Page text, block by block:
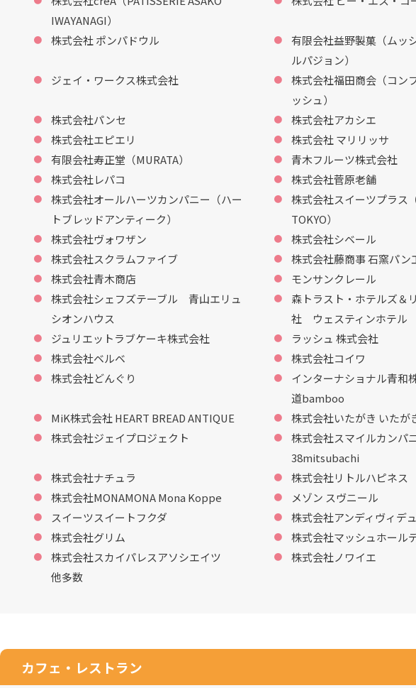
IWAYANAGI）
株式会社 ポンパドウル
有限会社益野製菓（ムッ
ルパジョン）
ジェイ・ワークス株式会社
株式会社福田商会（コン
ッシュ）
株式会社パンセ
株式会社アカシエ
株式会社エピエリ
株式会社 マリリッサ
有限会社寿正堂（MURATA）
青木フルーツ株式会社
株式会社レパコ
株式会社菅原老舗
株式会社オールハーツカンパニー（ハー
トブレッドアンティーク）
株式会社スイーツプラス
TOKYO）
株式会社ヴォワザン
株式会社シベール
株式会社スクラムファイブ
株式会社藤商事 石窯パン
株式会社青木商店
モンサンクレール
株式会社シェフズテーブル 青山エリュ
シオンハウス
森トラスト・ホテルズ＆
社 ウェスティンホテル
ジュリエットラブケーキ株式会社
ラッシュ 株式会社
株式会社ベルベ
株式会社コイワ
株式会社どんぐり
インターナショナル青
道bamboo
MiK株式会社 HEART BREAD ANTIQUE
株式会社いたがき いたが
株式会社ジェイプロジェクト
株式会社スマイルカンパ
38mitsubachi
株式会社ナチュラ
株式会社リトルハピネス
株式会社MONAMONA Mona Koppe
メゾン スヴニール
スイーツスイートフクダ
株式会社アンディヴィデ
株式会社グリム
株式会社マッシュホール
株式会社スカイパレスアソシエイツ
株式会社ノワイエ
他多数
カフェ・レストラン